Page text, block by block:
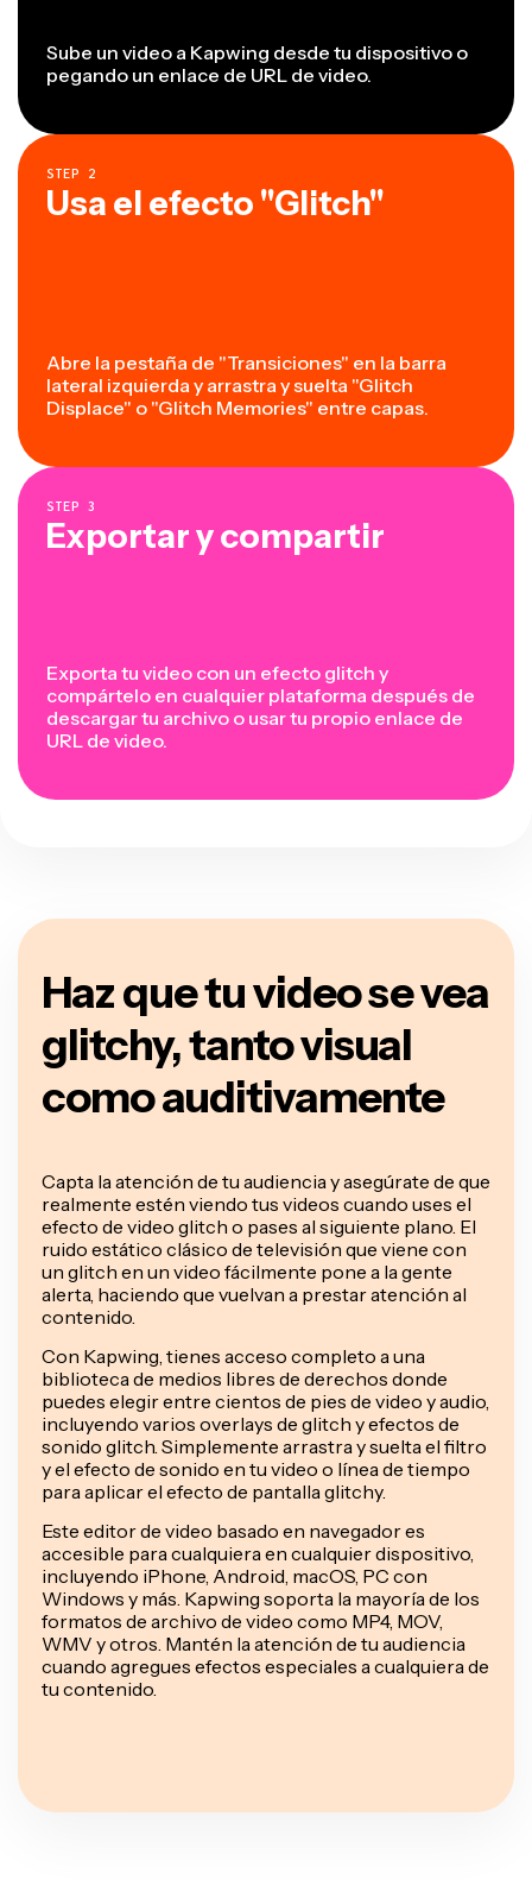
Sube un video a Kapwing desde tu dispositivo o
pegando un enlace de URL de video.
STEP 2
Usa el efecto "Glitch"
Abre la pestaña de "Transiciones" en la barra
lateral izquierda y arrastra y suelta "Glitch
Displace" o "Glitch Memories" entre capas.
STEP 3
Exportar y compartir
Exporta tu video con un efecto glitch y
compártelo en cualquier plataforma después de
descargar tu archivo o usar tu propio enlace de
URL de video.
Haz que tu video se vea
glitchy, tanto visual
como auditivamente
Capta la atención de tu audiencia y asegúrate de que
realmente estén viendo tus videos cuando uses el
efecto de video glitch o pases al siguiente plano. El
ruido estático clásico de televisión que viene con
un glitch en un video fácilmente pone a la gente
alerta, haciendo que vuelvan a prestar atención al
contenido.
Con Kapwing, tienes acceso completo a una
biblioteca de medios libres de derechos donde
puedes elegir entre cientos de pies de video y audio,
incluyendo varios overlays de glitch y efectos de
sonido glitch. Simplemente arrastra y suelta el filtro
y el efecto de sonido en tu video o línea de tiempo
para aplicar el efecto de pantalla glitchy.
Este editor de video basado en navegador es
accesible para cualquiera en cualquier dispositivo,
incluyendo iPhone, Android, macOS, PC con
Windows y más. Kapwing soporta la mayoría de los
formatos de archivo de video como MP4, MOV,
WMV y otros. Mantén la atención de tu audiencia
cuando agregues efectos especiales a cualquiera de
tu contenido.